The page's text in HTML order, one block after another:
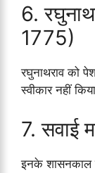
6.
1775)
रघुनाथराव को
स्वीकार नहीं
7. सवाई
इनके शासनकाल